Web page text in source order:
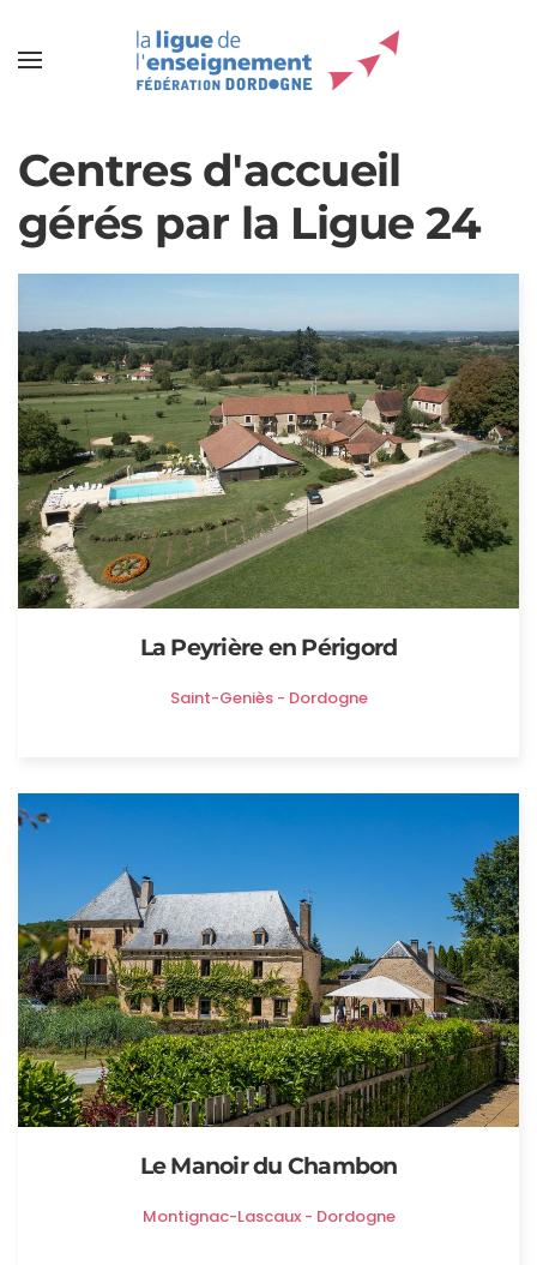
Centres d'accueil
gérés par la Ligue 24
La Peyrière en Périgord
Saint-Geniès - Dordogne
Le Manoir du Chambon
Montignac-Lascaux - Dordogne